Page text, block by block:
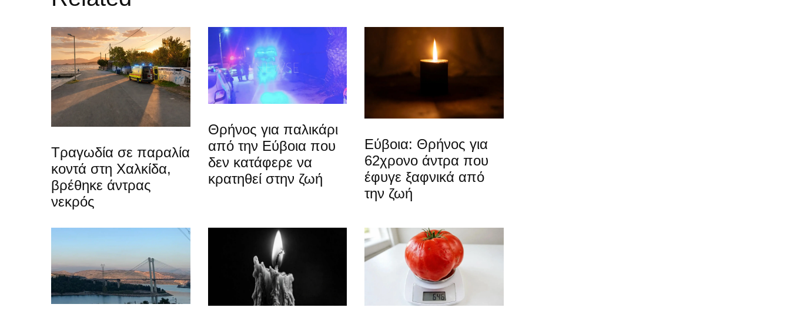
Τραγωδία σε παραλία
κοντά στη Χαλκίδα,
βρέθηκε άντρας
νεκρός
Θρήνος για παλικάρι
από την Εύβοια που
δεν κατάφερε να
κρατηθεί στην ζωή
Εύβοια: Θρήνος για
62χρονο άντρα που
έφυγε ξαφνικά από
την ζωή